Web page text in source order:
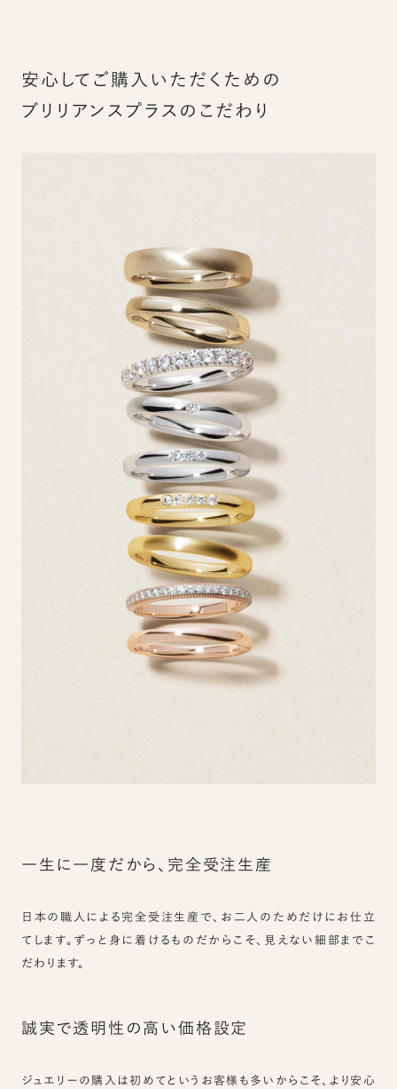
安心してご購入いただくための
ブリリアンスプラスのこだわり
一生に一度だから、完全受注生産
日本の職人による完全受注生産で、お二人のためだけにお仕立
てします。ずっと身に着けるものだからこそ、見えない細部までこ
だわります。
誠実で透明性の高い価格設定
ジュエリーの購入は初めてというお客様も多いからこそ、より安心